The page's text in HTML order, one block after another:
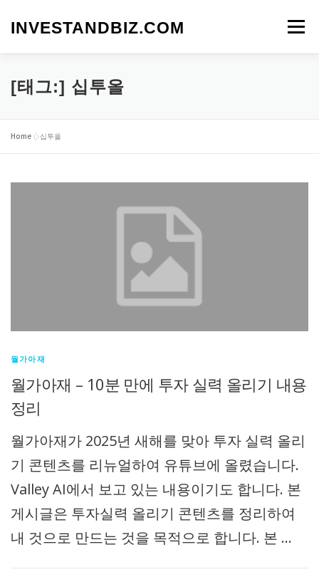
INVESTANDBIZ.COM 메뉴
[태그:] 십투올
Home »십투올
월가아재
월가아재 – 10분 만에 투자 실력 올리기 내용
정리
월가아재가 2025년 새해를 맞아 투자 실력 올리
기 콘텐츠를 리뉴얼하여 유튜브에 올렸습니다.
Valley AI에서 보고 있는 내용이기도 합니다. 본
게시글은 투자실력 올리기 콘텐츠를 정리하여
내 것으로 만드는 것을 목적으로 합니다. 본 …